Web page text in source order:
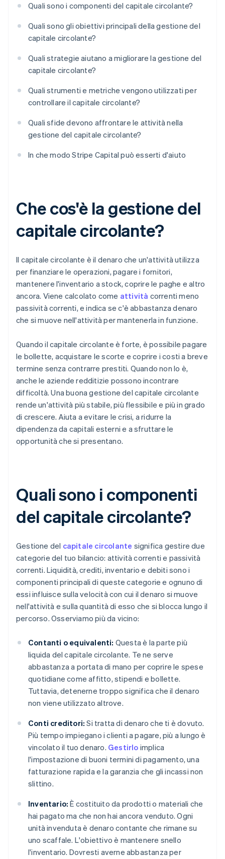
Quali sono i componenti del capitale circolante?
Quali sono gli obiettivi principali della gestione del
capitale circolante?
Quali strategie aiutano a migliorare la gestione del
capitale circolante?
Quali strumenti e metriche vengono utilizzati per
controllare il capitale circolante?
Quali sfide devono affrontare le attività nella
gestione del capitale circolante?
In che modo Stripe Capital può esserti d'aiuto
Che cos'è la gestione del
capitale circolante?
Il capitale circolante è il denaro che un'attività utilizza
per finanziare le operazioni, pagare i fornitori,
mantenere l'inventario a stock, coprire le paghe e altro
ancora. Viene calcolato come attività correnti meno
passività correnti, e indica se c'è abbastanza denaro
che si muove nell'attività per mantenerla in funzione.
Quando il capitale circolante è forte, è possibile pagare
le bollette, acquistare le scorte e coprire i costi a breve
termine senza contrarre prestiti. Quando non lo è,
anche le aziende redditizie possono incontrare
difficoltà. Una buona gestione del capitale circolante
rende un'attività più stabile, più flessibile e più in grado
di crescere. Aiuta a evitare le crisi, a ridurre la
dipendenza da capitali esterni e a sfruttare le
opportunità che si presentano.
Quali sono i componenti
del capitale circolante?
Gestione del capitale circolante significa gestire due
categorie del tuo bilancio: attività correnti e passività
correnti. Liquidità, crediti, inventario e debiti sono i
componenti principali di queste categorie e ognuno di
essi influisce sulla velocità con cui il denaro si muove
nell'attività e sulla quantità di esso che si blocca lungo il
percorso. Osserviamo più da vicino:
Contanti o equivalenti: Questa è la parte più
liquida del capitale circolante. Te ne serve
abbastanza a portata di mano per coprire le spese
quotidiane come affitto, stipendi e bollette.
Tuttavia, detenerne troppo significa che il denaro
non viene utilizzato altrove.
Conti creditori: Si tratta di denaro che ti è dovuto.
Più tempo impiegano i clienti a pagare, più a lungo è
vincolato il tuo denaro. Gestirlo implica
l'impostazione di buoni termini di pagamento, una
fatturazione rapida e la garanzia che gli incassi non
slittino.
Inventario: È costituito da prodotti o materiali che
hai pagato ma che non hai ancora venduto. Ogni
unità invenduta è denaro contante che rimane su
uno scaffale. L'obiettivo è mantenere snello
l'inventario. Dovresti averne abbastanza per